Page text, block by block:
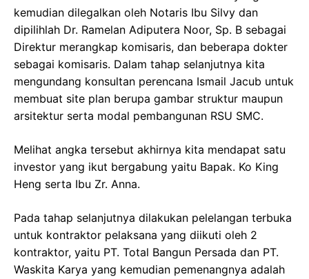
kemudian dilegalkan oleh Notaris Ibu Silvy dan
dipilihlah Dr. Ramelan Adiputera Noor, Sp. B sebagai
Direktur merangkap komisaris, dan beberapa dokter
sebagai komisaris. Dalam tahap selanjutnya kita
mengundang konsultan perencana Ismail Jacub untuk
membuat site plan berupa gambar struktur maupun
arsitektur serta modal pembangunan RSU SMC.
Melihat angka tersebut akhirnya kita mendapat satu
investor yang ikut bergabung yaitu Bapak. Ko King
Heng serta Ibu Zr. Anna.
Pada tahap selanjutnya dilakukan pelelangan terbuka
untuk kontraktor pelaksana yang diikuti oleh 2
kontraktor, yaitu PT. Total Bangun Persada dan PT.
Waskita Karya yang kemudian pemenangnya adalah